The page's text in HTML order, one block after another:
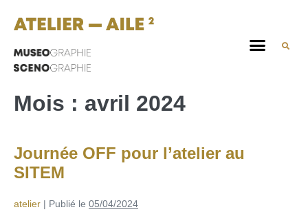
Mois : avril 2024
Journée OFF pour l’atelier au
SITEM
atelier | Publié le 05/04/2024